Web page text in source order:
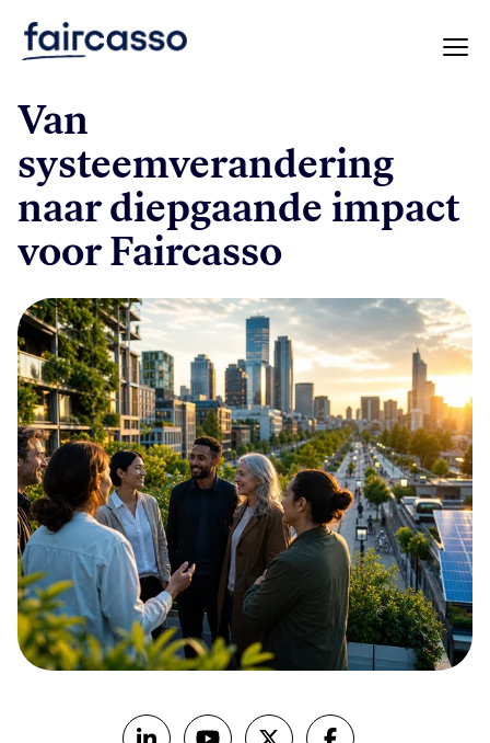
Van
systeemverandering
naar diepgaande impact
voor Faircasso